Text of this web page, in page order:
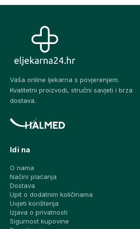
Vaša online ljekarna s povjerenjem.
Kvalitetni proizvodi, stručni savjeti i brza
dostava.
Idi na
O nama
Načini plaćanja
Dostava
Upit o dodatnim količinama
Uvjeti korištenja
Izjava o privatnosti
Sigurnost kupovine